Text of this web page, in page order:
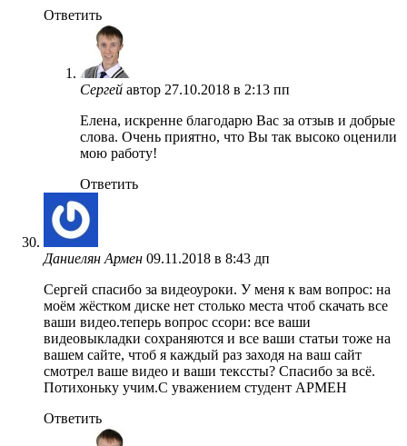
Ответить
Сергей автор 27.10.2018 в 2:13 пп
Елена, искренне благодарю Вас за отзыв и добрые
слова. Очень приятно, что Вы так высоко оценили
мою работу!
Ответить
Даниелян Армен 09.11.2018 в 8:43 дп
Сергей спасибо за видеоуроки. У меня к вам вопрос: на
моём жёстком диске нет столько места чтоб скачать все
ваши видео.теперь вопрос ссори: все ваши
видеовыкладки сохраняются и все ваши статьи тоже на
вашем сайте, чтоб я каждый раз заходя на ваш сайт
смотрел ваше видео и ваши текссты? Спасибо за всё.
Потихоньку учим.С уважением студент АРМЕН
Ответить